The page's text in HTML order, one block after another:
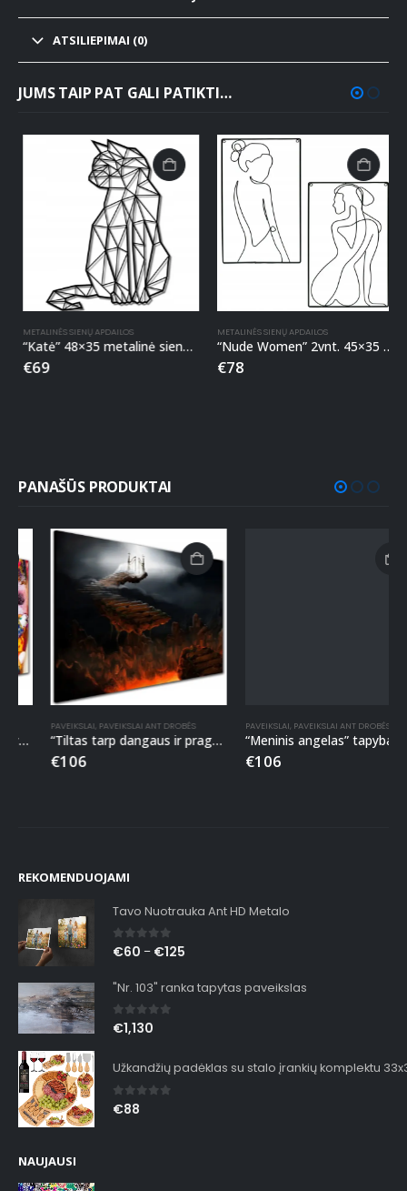
ATSILIEPIMAI (0)
JUMS TAIP PAT GALI PATIKTI…
METALINĖS SIENŲ APDAILOS
“Katė” 48×35 metalinė sienos apdaila
€69
METALINĖS SIENŲ APDAILOS
“Nude Women” 2vnt. 45×35 metalinė sienos apdaila
€78
PANAŠŪS PRODUKTAI
“Tiltas tarp dangaus ir pragaro” tapyba ant drobės
106
“Meninis angelas” tapyba ant drobės
106
REKOMENDUOJAMI
Tavo Nuotrauka Ant HD Metalo
0out of 5
€60 €125
"Nr. 103" ranka tapytas paveikslas
0out of 5
€1,130
Užkandžių padėklas su stalo įrankių komplektu
0out of 5
€88
NAUJAUSI